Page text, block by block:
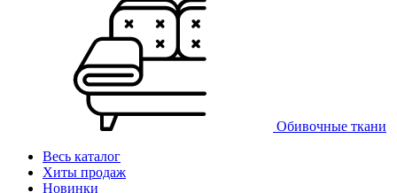
Обивочные ткани
Весь каталог
Хиты продаж
Новинки